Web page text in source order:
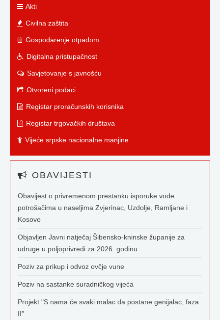
Akti
Civilna zaštita
Gospodarenje otpadom
Digitalna pristupačnost
Savjetovanje s javnošću
Otvoreni podaci
Registar proračunskih korisnika
Registar trgovačkih društava
Vijeće srpske nacionalne manjine
OBAVIJESTI
Obavijest o privremenom prestanku isporuke vode
potrošačima u naseljima Zvjerinac, Uzdolje, Ramljane i
Kosovo
Objavljen Javni natječaj Šibensko-kninske županije za
udruge u poljoprivredi za 2026. godinu
Poziv za prikup i odvoz ovčje vune
Poziv na sastanke suradničkog vijeća
Projekt "S nama će svaki malac da postane genijalac, faza
II"